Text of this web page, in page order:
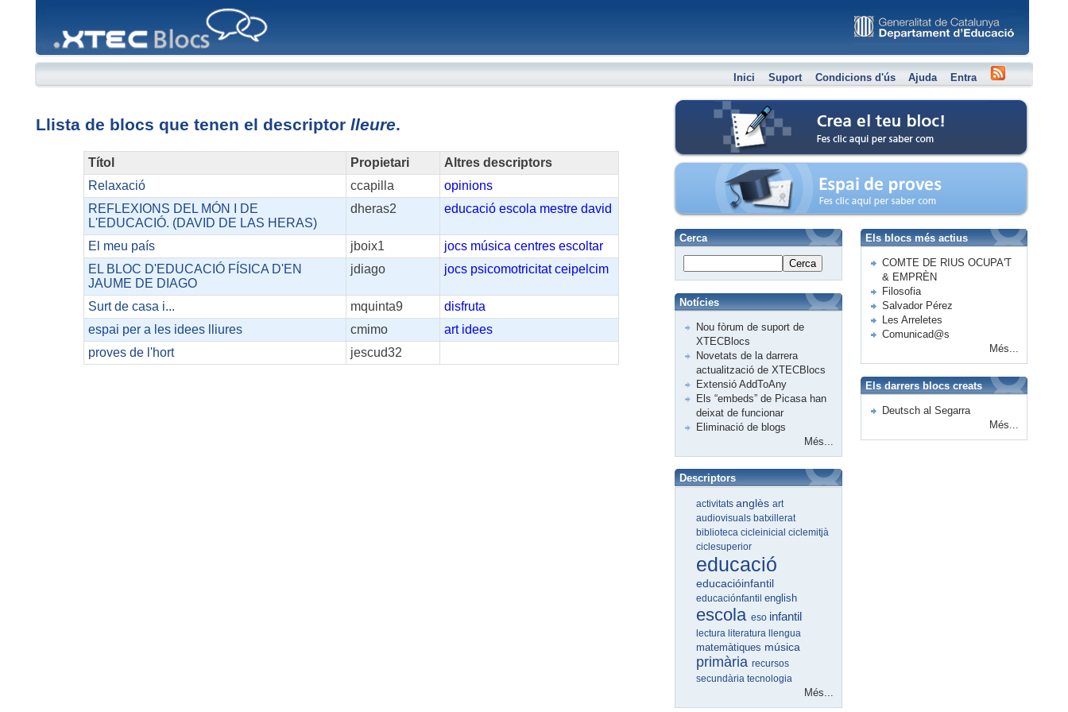
Inici Suport Condicions d'ús Ajuda Entra
Llista de blocs que tenen el descriptor lleure.
Títol Propietari
Altres descriptors
Relaxació
ccapilla
opinions
REFLEXIONS DEL MÓN I DE
L'EDUCACIÓ. (DAVID DE LAS HERAS)
dheras2 educació escola mestre david
El meu país jboix1 jocs música centres escoltar
EL BLOC D'EDUCACIÓ FÍSICA D'EN
JAUME DE DIAGO
jdiago jocs psicomotricitat ceipelcim
Surt de casa i... mquinta9
disfruta
espai per a les idees lliures
cmimo art idees
proves de l'hort
jescud32
Crea el teu bloc
Espai de proves
Cerca
Cerca
Notícies
Nou fòrum de suport de
XTECBlocs
Novetats de la darrera
actualització de XTECBlocs
Extensió AddToAny
Els “embeds” de Picasa han
deixat de funcionar
Eliminació de blogs
Més...
Descriptors
activitatsanglèsart
audiovisualsbatxillerat
bibliotecacicleinicialciclemitjà
ciclesuperior
educació
educacióinfantil
educaciónfantilenglish
escolaeso infantil
lecturaliteraturallengua
matemàtiques música
primàriarecursos
secundàriatecnologia
Més...
Els blocs més actius
COMTE DE RIUS OCUPA'T
& EMPRÈN
Filosofia
Salvador Pérez
Les Arreletes
Comunicad@s
Més...
Els darrers blocs creats
Deutsch al Segarra
Més...